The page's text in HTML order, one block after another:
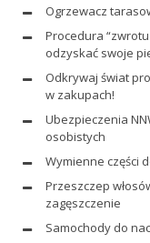
Ogrzewacz
Procedura
odzyskać swoje
Odkrywaj świat
w zakupach!
Ubezpieczenia
osobistych
Wymienne części
Przeszczep
zagęszczenie
Samochody do